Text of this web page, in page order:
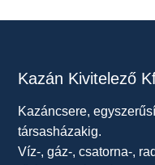
Kazán Kivitelező
Kazáncsere,
társasházakig.
Víz-, gáz-, csatorna-,